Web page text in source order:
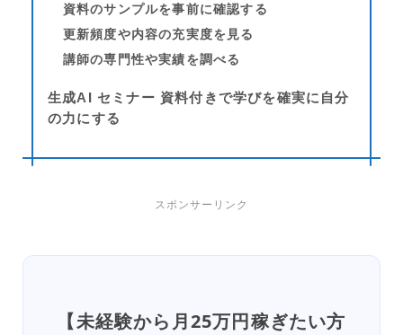
資料のサンプルを事前に確認する
更新頻度や内容の充実度を見る
講師の専門性や実績を調べる
生成AI セミナー 資料付きで学びを確実に自分
の力にする
スポンサーリンク
【未経験から月25万円稼ぎたい方